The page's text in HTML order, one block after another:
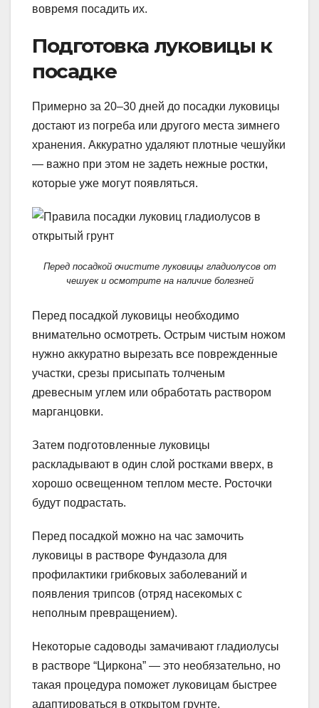
вовремя посадить их.
Подготовка луковицы к
посадке
Примерно за 20–30 дней до посадки луковицы
достают из погреба или другого места зимнего
хранения. Аккуратно удаляют плотные чешуйки
— важно при этом не задеть нежные ростки,
которые уже могут появляться.
Перед посадкой очистите луковицы гладиолусов от
чешуек и осмотрите на наличие болезней
Перед посадкой луковицы необходимо
внимательно осмотреть. Острым чистым ножом
нужно аккуратно вырезать все поврежденные
участки, срезы присыпать толченым
древесным углем или обработать раствором
марганцовки.
Затем подготовленные луковицы
раскладывают в один слой ростками вверх, в
хорошо освещенном теплом месте. Росточки
будут подрастать.
Перед посадкой можно на час замочить
луковицы в растворе Фундазола для
профилактики грибковых заболеваний и
появления трипсов (отряд насекомых с
неполным превращением).
Некоторые садоводы замачивают гладиолусы
в растворе “Циркона” — это необязательно, но
такая процедура поможет луковицам быстрее
адаптироваться в открытом грунте.